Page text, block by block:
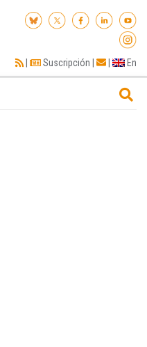
| Suscripción | | En